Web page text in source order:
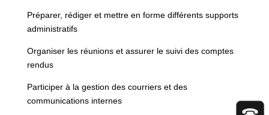
Préparer, rédiger et mettre en forme différents supports
administratifs
Organiser les réunions et assurer le suivi des comptes
rendus
Participer à la gestion des courriers et des
communications internes